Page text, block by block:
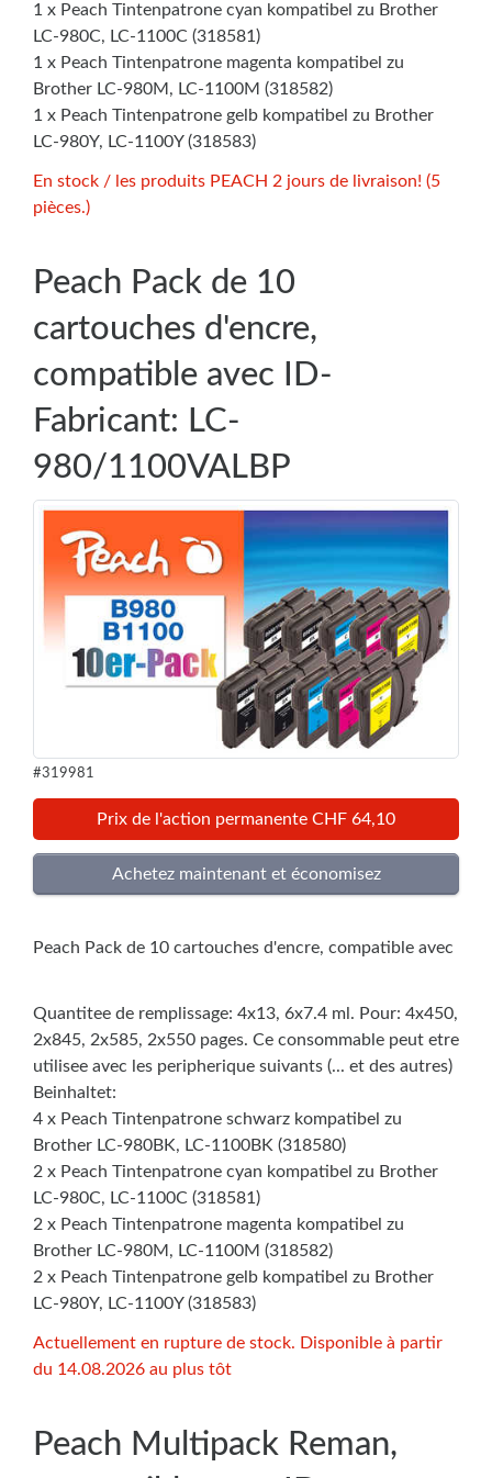
1 x Peach Tintenpatrone cyan kompatibel zu Brother
LC-980C, LC-1100C (318581)
1 x Peach Tintenpatrone magenta kompatibel zu
Brother LC-980M, LC-1100M (318582)
1 x Peach Tintenpatrone gelb kompatibel zu Brother
LC-980Y, LC-1100Y (318583)
En stock / les produits PEACH 2 jours de livraison! (5
pièces.)
Peach Pack de 10
cartouches d'encre,
compatible avec ID-
Fabricant: LC-
980/1100VALBP
#319981
Prix de l'action permanente CHF 64,10
Peach Pack de 10 cartouches d'encre, compatible avec
Quantitee de remplissage: 4x13, 6x7.4 ml. Pour: 4x450,
2x845, 2x585, 2x550 pages. Ce consommable peut etre
utilisee avec les peripherique suivants (... et des autres)
Beinhaltet:
4 x Peach Tintenpatrone schwarz kompatibel zu
Brother LC-980BK, LC-1100BK (318580)
2 x Peach Tintenpatrone cyan kompatibel zu Brother
LC-980C, LC-1100C (318581)
2 x Peach Tintenpatrone magenta kompatibel zu
Brother LC-980M, LC-1100M (318582)
2 x Peach Tintenpatrone gelb kompatibel zu Brother
LC-980Y, LC-1100Y (318583)
Actuellement en rupture de stock. Disponible à partir
du 14.08.2026 au plus tôt
Peach Multipack Reman,